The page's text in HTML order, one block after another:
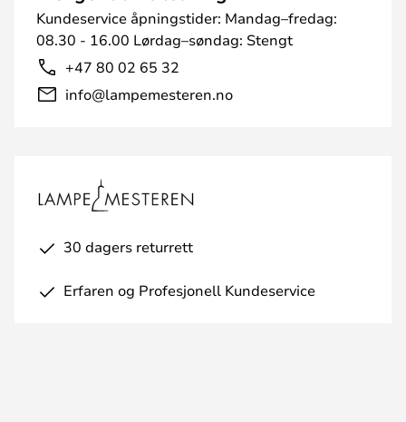
Kundeservice åpningstider: Mandag–fredag:
08.30 - 16.00 Lørdag–søndag: Stengt
+47 80 02 65 32
info@lampemesteren.no
30 dagers returrett
Erfaren og Profesjonell Kundeservice